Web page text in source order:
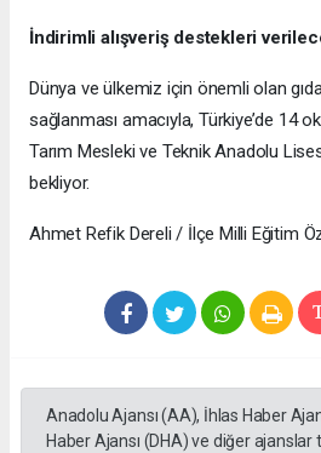
İndirimli alışveriş destekleri
Dünya ve ülkemiz için önemli olan
sağlanması amacıyla, Türkiye’de 14
Tarım Mesleki ve Teknik Anadolu
bekliyor.
Ahmet Refik Dereli / İlçe Milli Eğitim
Anadolu Ajansı (AA), İhlas Haber
Haber Ajansı (DHA) ve diğer